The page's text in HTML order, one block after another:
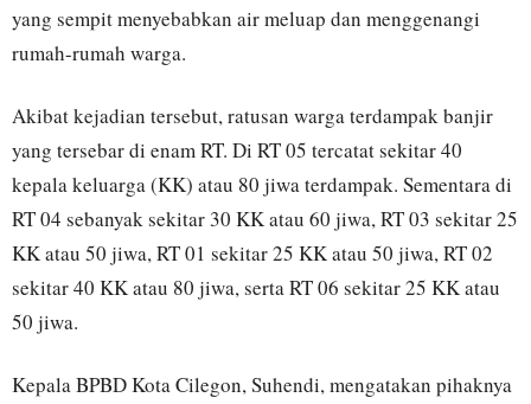
yang sempit menyebabkan air meluap dan menggenangi
rumah-rumah warga.
Akibat kejadian tersebut, ratusan warga terdampak banjir
yang tersebar di enam RT. Di RT 05 tercatat sekitar 40
kepala keluarga (KK) atau 80 jiwa terdampak. Sementara di
RT 04 sebanyak sekitar 30 KK atau 60 jiwa, RT 03 sekitar 25
KK atau 50 jiwa, RT 01 sekitar 25 KK atau 50 jiwa, RT 02
sekitar 40 KK atau 80 jiwa, serta RT 06 sekitar 25 KK atau
50 jiwa.
Kepala BPBD Kota Cilegon, Suhendi, mengatakan pihaknya